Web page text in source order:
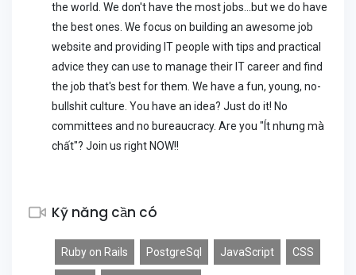
the world. We don't have the most jobs...but we do have
the best ones. We focus on building an awesome job
website and providing IT people with tips and practical
advice they can use to manage their IT career and find
the job that's best for them. We have a fun, young, no-
bullshit culture. You have an idea? Just do it! No
committees and no bureaucracy. Are you "Ít nhưng mà
chất"? Join us right NOW!!
Kỹ năng cần có
Ruby on Rails PostgreSql JavaScript CSS